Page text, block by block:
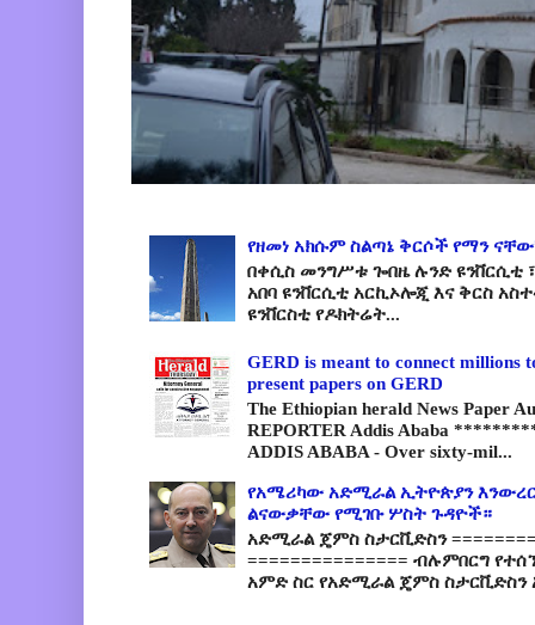
የዘመነ አክሱም ስልጣኔ ቅርሶች የማን
በቀሲስ መንግሥቱ ጐበዜ ሉንድ ዩንቨርሲቲ
አበባ ዩንቨርሲቲ አርኪኦሎጂ እና ቅርስ
ዩንቨርስቲ የዶክትሬት...
GERD is meant to connect millions
present papers on GERD
The Ethiopian herald News Paper
REPORTER Addis Ababa
ADDIS ABABA - Over sixty-mil...
የአሜሪካው አድሚራል ኢትዮጵያን
ልናውቃቸው የሚገቡ ሦስት ጉዳዮች።
አድሚራል ጄምስ ስታርቪድስን
=============== ብሉምበርግ
አምድ ስር የአድሚራል ጄምስ ስታርቪድስን